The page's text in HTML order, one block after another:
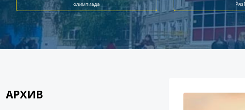
олимпиада
АРХИВ